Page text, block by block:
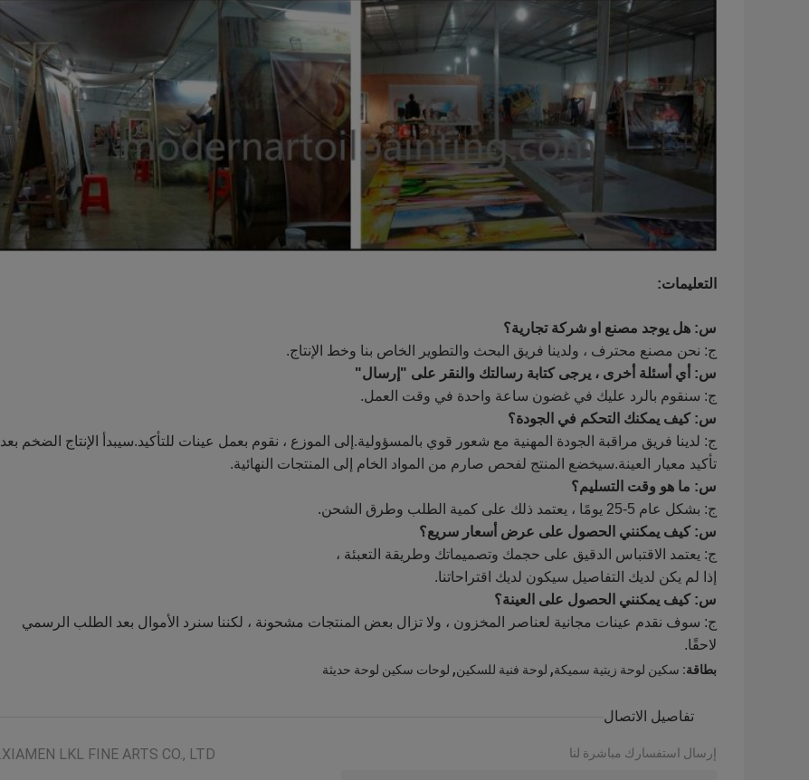
التعليمات:
س: هل يوجد مصنع او شركة تجارية؟
ج: نحن مصنع محترف ، ولدينا فريق البحث والتطوير الخاص بنا وخط الإنتاج.
س: أي أسئلة أخرى ، يرجى كتابة رسالتك والنقر على "إرسال"
ج: سنقوم بالرد عليك في غضون ساعة واحدة في وقت العمل.
س: كيف يمكنك التحكم في الجودة؟
ج: لدينا فريق مراقبة الجودة المهنية مع شعور قوي بالمسؤولية.إلى الموزع ، نقوم بعمل عينات للتأكيد.سيبدأ الإنتاج الضخم بعد
تأكيد معيار العينة.سيخضع المنتج لفحص صارم من المواد الخام إلى المنتجات النهائية.
س: ما هو وقت التسليم؟
ج: بشكل عام 5-25 يومًا ، يعتمد ذلك على كمية الطلب وطرق الشحن.
س: كيف يمكنني الحصول على عرض أسعار سريع؟
ج: يعتمد الاقتباس الدقيق على حجمك وتصميماتك وطريقة التعبئة ،
إذا لم يكن لديك التفاصيل سيكون لديك اقتراحاتنا.
س: كيف يمكنني الحصول على العينة؟
ج: سوف نقدم عينات مجانية لعناصر المخزون ، ولا تزال بعض المنتجات مشحونة ، لكننا سنرد الأموال بعد الطلب الرسمي
لاحقًا.
بطاقة: سكين لوحة زيتية سميكة, لوحة فنية للسكين, لوحات سكين لوحة حديثة
تفاصيل الاتصال
XIAMEN LKL FINE ARTS CO., LTD. إرسال استفسارك مباشرة لنا